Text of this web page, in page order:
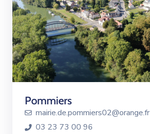
Pommiers
mairie.de.pommiers02@orange.fr
03 23 73 00 96